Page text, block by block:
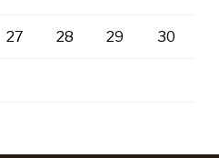
27 28 29 30